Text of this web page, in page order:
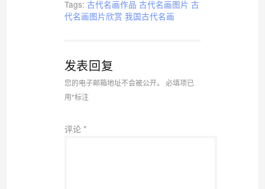
Tags: 古代名画作品 古代名画图片 古
代名画图片欣赏 我国古代名画
发表回复
您的电子邮箱地址不会被公开。
必填项已
用*标注
评论 *